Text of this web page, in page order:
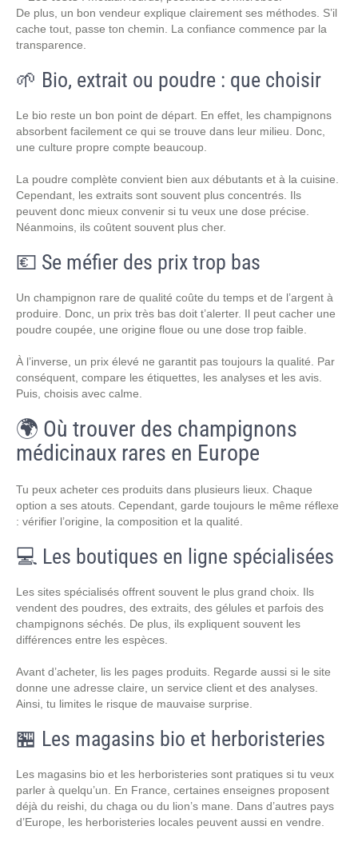
De plus, un bon vendeur explique clairement ses méthodes. S’il
cache tout, passe ton chemin. La confiance commence par la
transparence.
🌱 Bio, extrait ou poudre : que choisir
Le bio reste un bon point de départ. En effet, les champignons
absorbent facilement ce qui se trouve dans leur milieu. Donc,
une culture propre compte beaucoup.
La poudre complète convient bien aux débutants et à la cuisine.
Cependant, les extraits sont souvent plus concentrés. Ils
peuvent donc mieux convenir si tu veux une dose précise.
Néanmoins, ils coûtent souvent plus cher.
💶 Se méfier des prix trop bas
Un champignon rare de qualité coûte du temps et de l’argent à
produire. Donc, un prix très bas doit t’alerter. Il peut cacher une
poudre coupée, une origine floue ou une dose trop faible.
À l’inverse, un prix élevé ne garantit pas toujours la qualité. Par
conséquent, compare les étiquettes, les analyses et les avis.
Puis, choisis avec calme.
🌍 Où trouver des champignons
médicinaux rares en Europe
Tu peux acheter ces produits dans plusieurs lieux. Chaque
option a ses atouts. Cependant, garde toujours le même réflexe
: vérifier l’origine, la composition et la qualité.
💻 Les boutiques en ligne spécialisées
Les sites spécialisés offrent souvent le plus grand choix. Ils
vendent des poudres, des extraits, des gélules et parfois des
champignons séchés. De plus, ils expliquent souvent les
différences entre les espèces.
Avant d’acheter, lis les pages produits. Regarde aussi si le site
donne une adresse claire, un service client et des analyses.
Ainsi, tu limites le risque de mauvaise surprise.
🏪 Les magasins bio et herboristeries
Les magasins bio et les herboristeries sont pratiques si tu veux
parler à quelqu’un. En France, certaines enseignes proposent
déjà du reishi, du chaga ou du lion’s mane. Dans d’autres pays
d’Europe, les herboristeries locales peuvent aussi en vendre.